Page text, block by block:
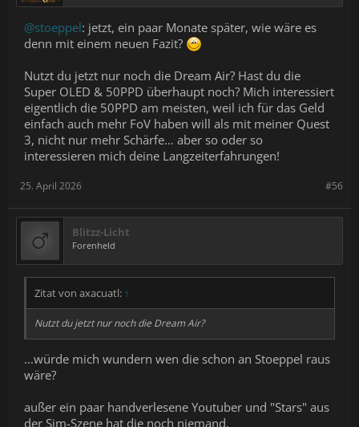
@stoeppel: jetzt, ein paar Monate später, wie wäre es
denn mit einem neuen Fazit?
Nutzt du jetzt nur noch die Dream Air? Hast du die
Super OLED & 50PPD überhaupt noch? Mich interessiert
eigentlich die 50PPD am meisten, weil ich für das Geld
einfach auch mehr FoV haben will als mit meiner Quest
3, nicht nur mehr Schärfe… aber so oder so
interessieren mich deine Langzeiterfahrungen!
#56
25. April 2026
Blitzz-Licht
Forenheld
Zitat von axacuatl: ↑
Nutzt du jetzt nur noch die Dream Air?
...würde mich wundern wen die schon an Stoeppel raus
wäre?
außer ein paar handverlesene Youtuber und "Stars" aus
der Sim-Szene hat die noch niemand.